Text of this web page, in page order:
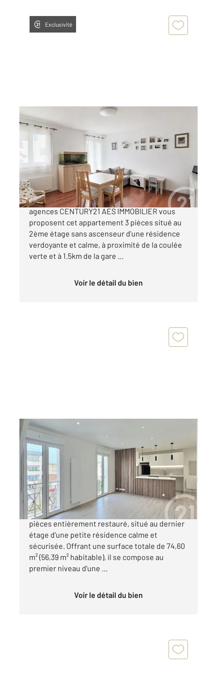
Exclusivité
ANTONY 92
59,52 m
, 3 pièces
Ref : 5256
Appartement F3 à vendre
285 000 €
EXCLUSIVITÉ - COULÉE VERTE ANTONY Les
agences CENTURY21 AES IMMOBILIER vous
proposent cet appartement 3 pièces situé au
2ème étage sans ascenseur d'une résidence
verdoyante et calme, à proximité de la coulée
verte et à 1.5km de la gare ...
Voir le détail du bien
ANTONY 92
74,60 m
Ref : 5123
Appartement Duplex à vendre
398 000 €
À vendre : superbe appartement duplex 3
pièces entièrement restauré, situé au dernier
étage d'une petite résidence calme et
sécurisée. Offrant une surface totale de 74,60
m² (56,39 m² habitable), il se compose au
premier niveau d'une ...
Voir le détail du bien